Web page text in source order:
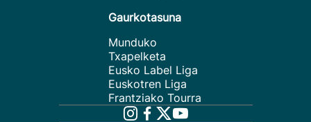
Gaurkotasuna
Munduko
Txapelketa
Eusko Label Liga
Euskotren Liga
Frantziako Tourra